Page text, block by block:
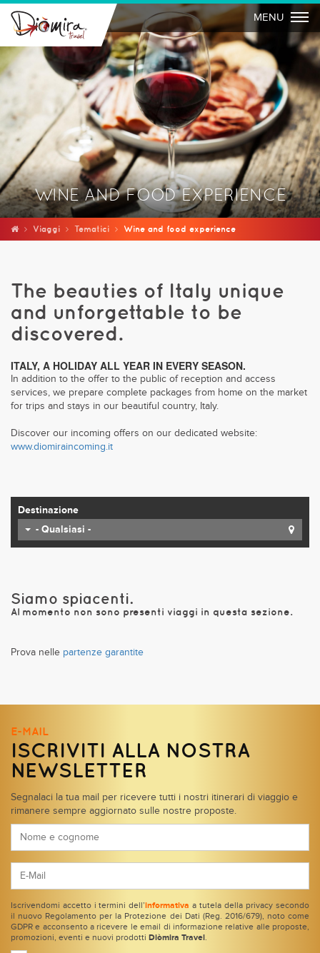
MENU
WINE AND FOOD EXPERIENCE
Viaggi Tematici Wine and food experience
The beauties of Italy unique
and unforgettable to be
discovered.
ITALY, A HOLIDAY ALL YEAR IN EVERY SEASON.
In addition to the offer to the public of reception and access
services, we prepare complete packages from home on the market
for trips and stays in our beautiful country, Italy.
Discover our incoming offers on our dedicated website:
www.diomiraincoming.it
Destinazione
- Qualsiasi -
Siamo spiacenti.
Al momento non sono presenti viaggi in questa sezione.
Prova nelle partenze garantite
E-MAIL
ISCRIVITI ALLA NOSTRA
NEWSLETTER
Segnalaci la tua mail per ricevere tutti i nostri itinerari di viaggio e
rimanere sempre aggiornato sulle nostre proposte.
Iscrivendomi accetto i termini dell’ informativa a tutela della privacy secondo
il nuovo Regolamento per la Protezione dei Dati (Reg. 2016/679), noto come
GDPR e acconsento a ricevere le email di informazione relative alle proposte,
promozioni, eventi e nuovi prodotti Diòmira Travel .